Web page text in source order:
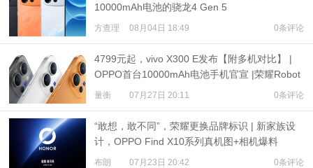
10000mAh电池的骁龙4 Gen 5
方查理 08月04日 18:49 0条评论
4799元起，vivo X300 E发布【附多机对比】 |
OPPO首台10000mAh电池手机官宣 |荣耀Robot
Phone定档
量衡 07月27日 20:11 0条评论
“敢想，敢不同”，荣耀更换品牌标识 | 新家族设
计，OPPO Find X10系列真机图+相机爆料
布朗 07月23日 20:42 0条评论